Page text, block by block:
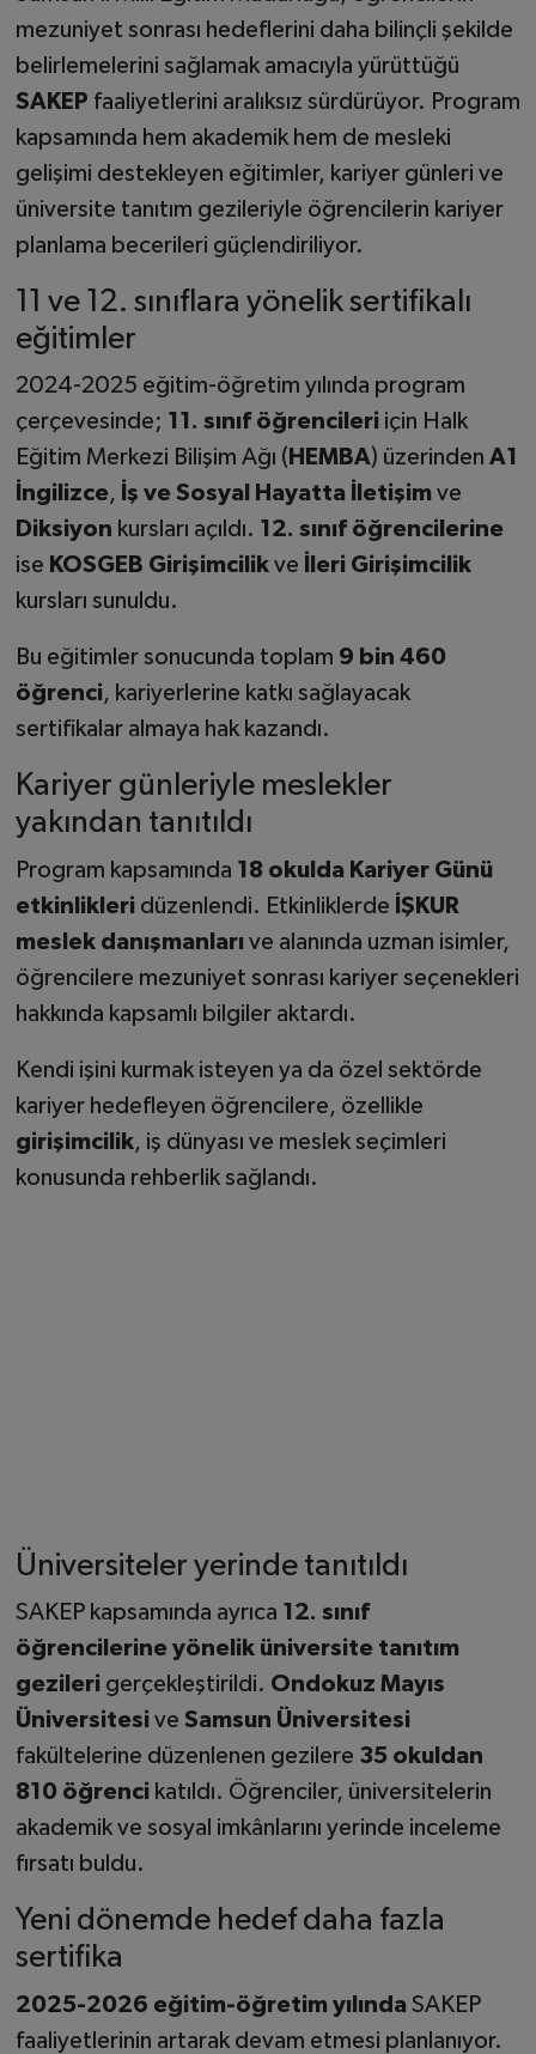
mezuniyet sonrası hedeflerini daha bilinçli şekilde
belirlemelerini sağlamak amacıyla yürüttüğü
SAKEP faaliyetlerini aralıksız sürdürüyor. Program
kapsamında hem akademik hem de mesleki
gelişimi destekleyen eğitimler, kariyer günleri ve
üniversite tanıtım gezileriyle öğrencilerin kariyer
planlama becerileri güçlendiriliyor.
11 ve 12. sınıflara yönelik sertifikalı
eğitimler
2024-2025 eğitim-öğretim yılında program
çerçevesinde; 11. sınıf öğrencileriiçin Halk
Eğitim Merkezi Bilişim Ağı ( HEMBA) üzerinden A1
İngilizce, İş ve Sosyal Hayatta İletişimve
Diksiyon kursları açıldı. 12. sınıf öğrencilerine
ise KOSGEB Girişimcilikve
İleri Girişimcilik
kursları sunuldu.
Bu eğitimler sonucunda toplam 9 bin 460
öğrenci, kariyerlerine katkı sağlayacak
sertifikalar almaya hak kazandı.
Kariyer günleriyle meslekler
yakından tanıtıldı
Program kapsamında 18 okulda Kariyer Günü
etkinlikleridüzenlendi. Etkinliklerde İŞKUR
meslek danışmanlarıve alanında uzman isimler,
öğrencilere mezuniyet sonrası kariyer seçenekleri
hakkında kapsamlı bilgiler aktardı.
Kendi işini kurmak isteyen ya da özel sektörde
kariyer hedefleyen öğrencilere, özellikle
girişimcilik, iş dünyası ve meslek seçimleri
konusunda rehberlik sağlandı.
Üniversiteler yerinde tanıtıldı
SAKEP kapsamında ayrıca 12. sınıf
öğrencilerine yönelik üniversite tanıtım
gezilerigerçekleştirildi. Ondokuz Mayıs
Üniversitesive Samsun Üniversitesi
fakültelerine düzenlenen gezilere 35 okuldan
810 öğrencikatıldı. Öğrenciler, üniversitelerin
akademik ve sosyal imkânlarını yerinde inceleme
fırsatı buldu.
Yeni dönemde hedef daha fazla
sertifika
2025-2026 eğitim-öğretim yılındaSAKEP
faaliyetlerinin artarak devam etmesi planlanıyor.